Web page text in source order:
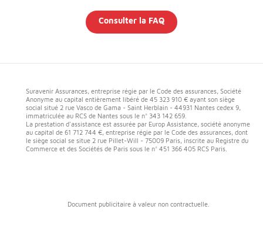
Consulter la FAQ
Suravenir Assurances, entreprise régie par le Code des assurances, Société
Anonyme au capital entièrement libéré de 45 323 910 € ayant son siège
social situé 2 rue Vasco de Gama - Saint Herblain - 44931 Nantes cedex 9,
immatriculée au RCS de Nantes sous le n° 343 142 659.
La prestation d'assistance est assurée par Europ Assistance, société anonyme
au capital de 61 712 744 €, entreprise régie par le Code des assurances, dont
le siège social se situe 2 rue Pillet-Will - 75009 Paris, inscrite au Registre du
Commerce et des Sociétés de Paris sous le n° 451 366 405 RCS Paris.
Document publicitaire à valeur non contractuelle.